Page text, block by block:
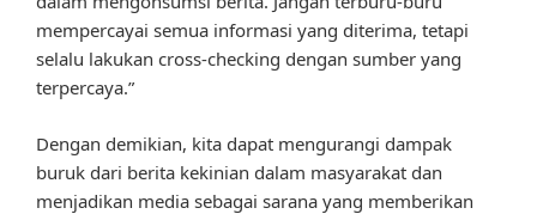
mempercayai semua informasi yang diterima, tetapi
selalu lakukan cross-checking dengan sumber yang
terpercaya.”
Dengan demikian, kita dapat mengurangi dampak
buruk dari berita kekinian dalam masyarakat dan
menjadikan media sebagai sarana yang memberikan